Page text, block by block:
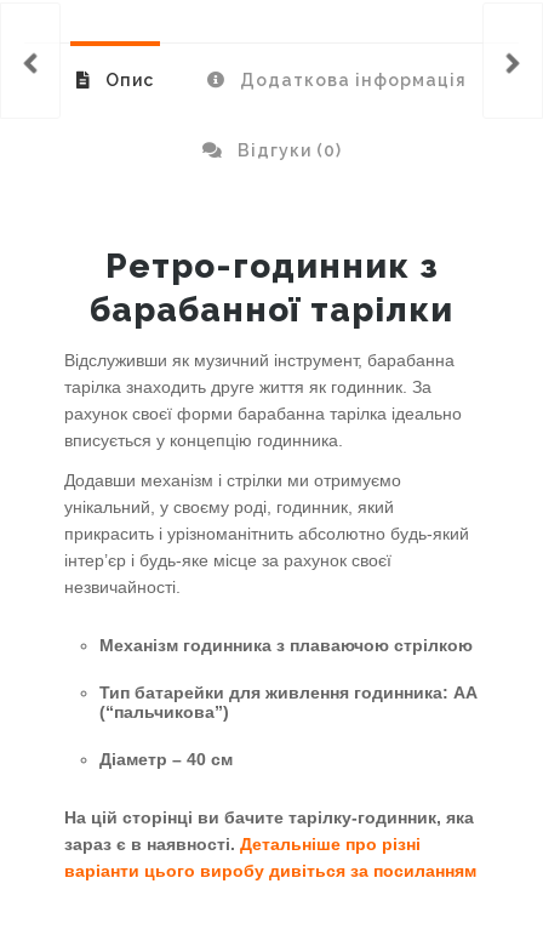
Опис Додаткова інформація
Відгуки (0)
Ретро-годинник з
барабанної тарілки
Відслуживши як музичний інструмент, барабанна
тарілка знаходить друге життя як годинник. За
рахунок своєї форми барабанна тарілка ідеально
вписується у концепцію годинника.
Додавши механізм і стрілки ми отримуємо
унікальний, у своєму роді, годинник, який
прикрасить і урізноманітнить абсолютно будь-який
інтер’єр і будь-яке місце за рахунок своєї
незвичайності.
Механізм годинника з плаваючою стрілкою
Тип батарейки для живлення годинника: АА
(“пальчикова”)
Діаметр – 40 см
На цій сторінці ви бачите тарілку-годинник, яка
зараз є в наявності. Детальніше про різні
варіанти цього виробу дивіться за посиланням